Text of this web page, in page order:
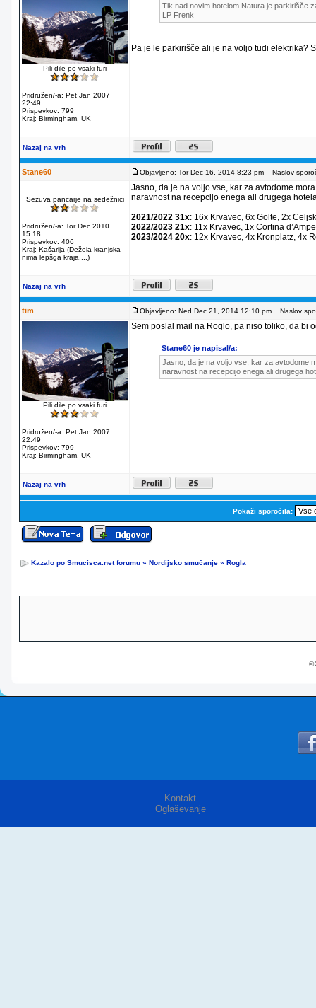
Pili dile po vsaki furi
Pridružen/-a: Pet Jan 2007
22:49
Prispevkov: 799
Kraj: Birmingham, UK
Tik nad novim hotelom Natura je parkirišče
LP Frenk
Pa je le parkirišče ali je na voljo tudi elektrika?
Nazaj na vrh
Stane60 Objavljeno: Tor Dec 16, 2014 8:23 pm Naslov
Sezuva pancarje na sedežnici
Pridružen/-a: Tor Dec 2010
15:18
Prispevkov: 406
Kraj: Kašarija (Dežela kranjska
nima lepšga kraja,...)
Jasno, da je na voljo vse, kar za avtodome
naravnost na recepcijo enega ali drugega
2021/2022 31x: 16x Krvavec, 6x Golte, 2x
2022/2023 21x: 11x Krvavec, 1x Cortina
2023/2024 20x: 12x Krvavec, 4x Kronplatz, 4x
Nazaj na vrh
tim Objavljeno: Ned Dec 21, 2014 12:10 pm Naslov
Pili dile po vsaki furi
Pridružen/-a: Pet Jan 2007
22:49
Prispevkov: 799
Kraj: Birmingham, UK
Sem poslal mail na Roglo, pa niso toliko, da bi
Stane60 je napisal/a:
Jasno, da je na voljo vse, kar za avtodome
naravnost na recepcijo enega ali drugega
Nazaj na vrh
Pokaži sporočila:
Kazalo po Smucisca.net forumu » Nordijsko smučanje » Rogla
©
Kontakt
Oglaševanje